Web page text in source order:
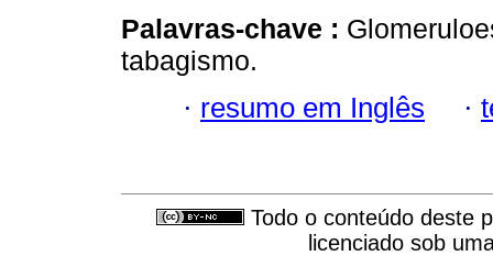
Palavras-chave :
tabagismo.
· resumo em Inglês ·
Todo o conteúdo deste
licenciado sob